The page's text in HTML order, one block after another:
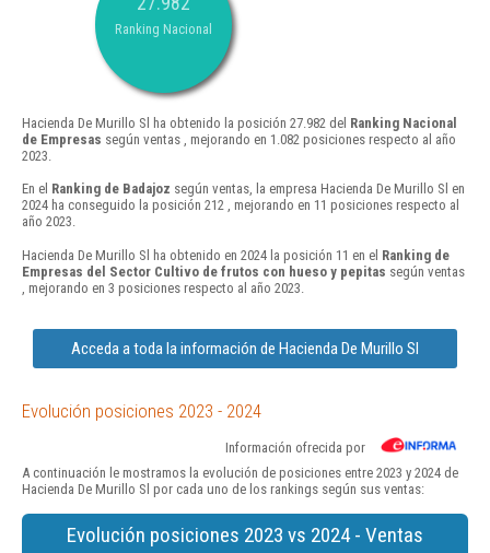
Ranking Nacional
Hacienda De Murillo Sl ha obtenido la posición 27.982 del Ranking Nacional
de Empresas según ventas , mejorando en 1.082 posiciones respecto al año
2023.
En el Ranking de Badajoz según ventas, la empresa Hacienda De Murillo Sl en
2024 ha conseguido la posición 212 , mejorando en 11 posiciones respecto al
año 2023.
Hacienda De Murillo Sl ha obtenido en 2024 la posición 11 en el Ranking de
Empresas del Sector Cultivo de frutos con hueso y pepitas según ventas
, mejorando en 3 posiciones respecto al año 2023.
Acceda a toda la información de Hacienda De Murillo Sl
Evolución posiciones 2023 - 2024
Información ofrecida por
A continuación le mostramos la evolución de posiciones entre 2023 y 2024 de
Hacienda De Murillo Sl por cada uno de los rankings según sus ventas:
Evolución posiciones 2023 vs 2024 - Ventas